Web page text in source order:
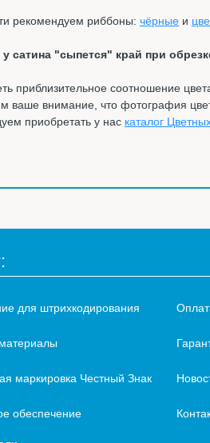
рекомендуем риббоны: чёрные и
"сыпется" край при
приблизительное соотношение
ваше внимание, что фотография
приобретать у нас каталог
для штрихкодирования
маркировка Честный Знак
обеспечение